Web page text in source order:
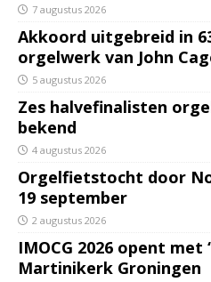
7 augustus 2026
Akkoord uitgebreid in
orgelwerk van John
5 augustus 2026
Zes halvefinalisten
bekend
4 augustus 2026
Orgelfietstocht door
19 september
2 augustus 2026
IMOCG 2026 opent met
Martinikerk Groningen